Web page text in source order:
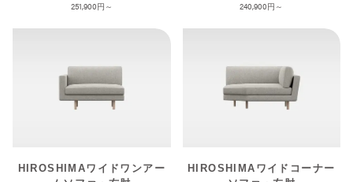
251,900 240,900
HIROSHIMAワイドワンアー
HIROSHIMAワイドコーナー